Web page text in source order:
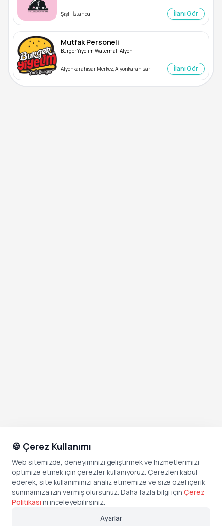
Şişli, İstanbul İlanı Gör
Mutfak Personeli
Burger Yiyelim Watermall Afyon
Afyonkarahisar Merkez, Afyonkarahisar İlanı Gör
🍪 Çerez Kullanımı
Web sitemizde, deneyiminizi geliştirmek ve hizmetlerimizi
optimize etmek için çerezler kullanıyoruz. Çerezleri kabul
ederek, site kullanımınızı analiz etmemize ve size özel içerik
sunmamıza izin vermiş olursunuz. Daha fazla bilgi için Çerez
Politikası’nı inceleyebilirsiniz.
Ayarlar